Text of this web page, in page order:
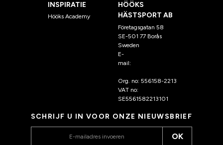
INSPIRATIE
Hööks Academy
HÖÖKS
HÄSTSPORT AB
Företagsgatan 58
SE-501 77 Borås
Sweden
E-
mail:
Org. no: 556158-2213
VAT no:
SE5561582213101
SCHRIJF U IN VOOR ONZE NIEUWSBRIEF
OK